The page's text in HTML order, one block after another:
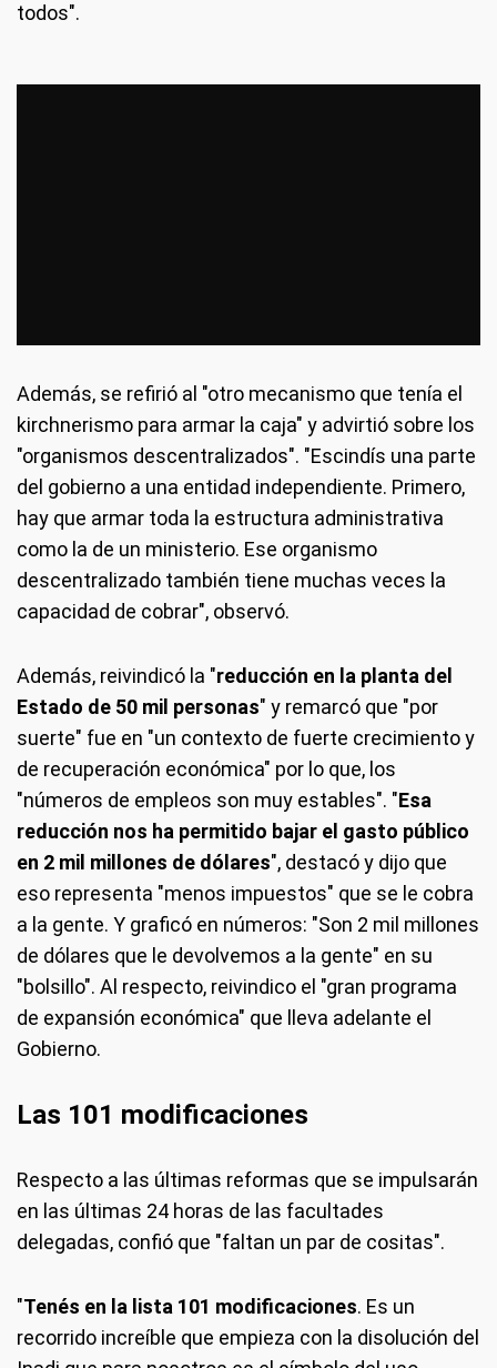
todos".
Además, se refirió al "otro mecanismo que tenía el
kirchnerismo para armar la caja" y advirtió sobre los
"organismos descentralizados". "Escindís una parte
del gobierno a una entidad independiente. Primero,
hay que armar toda la estructura administrativa
como la de un ministerio. Ese organismo
descentralizado también tiene muchas veces la
capacidad de cobrar", observó.
Además, reivindicó la "reducción en la planta del
Estado de 50 mil personas" y remarcó que "por
suerte" fue en "un contexto de fuerte crecimiento y
de recuperación económica" por lo que, los
"números de empleos son muy estables". "Esa
reducción nos ha permitido bajar el gasto público
en 2 mil millones de dólares", destacó y dijo que
eso representa "menos impuestos" que se le cobra
a la gente. Y graficó en números: "Son 2 mil millones
de dólares que le devolvemos a la gente" en su
"bolsillo". Al respecto, reivindico el "gran programa
de expansión económica" que lleva adelante el
Gobierno.
Las 101 modificaciones
Respecto a las últimas reformas que se impulsarán
en las últimas 24 horas de las facultades
delegadas, confió que "faltan un par de cositas".
"Tenés en la lista 101 modificaciones. Es un
recorrido increíble que empieza con la disolución del